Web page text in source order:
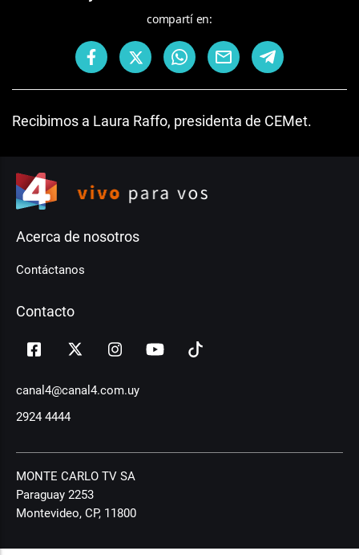
compartí en:
Recibimos a Laura Raffo, presidenta de CEMet.
Acerca de nosotros
Contáctanos
Contacto
canal4@canal4.com.uy
2924 4444
MONTE CARLO TV SA
Paraguay 2253
Montevideo, CP, 11800